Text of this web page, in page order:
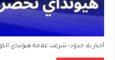
أخبار بلا حدود- شرعت علامة هيونداي